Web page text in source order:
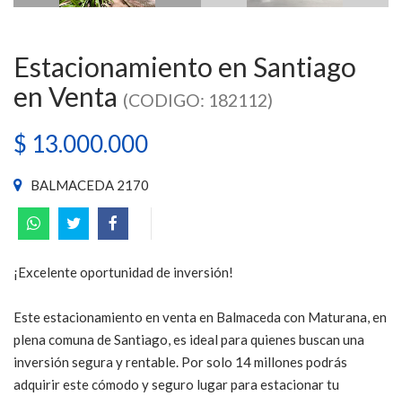
Estacionamiento en Santiago
en Venta (CODIGO: 182112)
$ 13.000.000
BALMACEDA 2170
¡Excelente oportunidad de inversión!
Este estacionamiento en venta en Balmaceda con Maturana, en
plena comuna de Santiago, es ideal para quienes buscan una
inversión segura y rentable. Por solo 14 millones podrás
adquirir este cómodo y seguro lugar para estacionar tu